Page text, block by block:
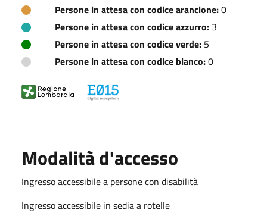
Persone in attesa con codice arancione:0
Persone in attesa con codice azzurro: 3
Persone in attesa con codice verde: 5
Persone in attesa con codice bianco:0
Modalità d'accesso
Ingresso accessibile a persone con disabilità
Ingresso accessibile in sedia a rotelle